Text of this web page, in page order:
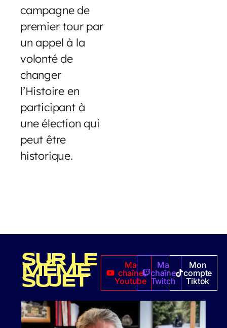
campagne de
premier tour par
un appel à la
volonté de
changer
l’Histoire en
participant à
une élection qui
peut être
historique.
SUR LE
MÊME
SUJET
Ma
chaîne
Youtube
Ma
chaîne
Twitch
Mon
compte
Tiktok